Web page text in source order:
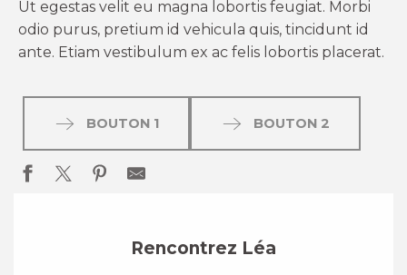
Ut egestas velit eu magna lobortis feugiat. Morbi
odio purus, pretium id vehicula quis, tincidunt id
ante. Etiam vestibulum ex ac felis lobortis placerat.
BOUTON 1 BOUTON 2
Rencontrez Léa